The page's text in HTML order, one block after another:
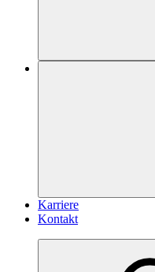
Karriere
Kontakt